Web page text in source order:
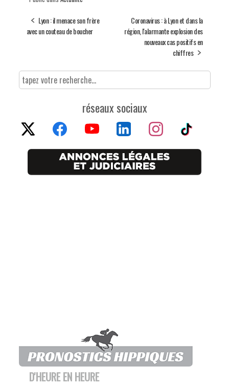
Lyon : il menace son frère
avec un couteau de boucher
Coronavirus : à Lyon et dans la
région, l'alarmante explosion des
nouveaux cas positifs en
chiffres
réseaux sociaux
D'HEURE EN HEURE